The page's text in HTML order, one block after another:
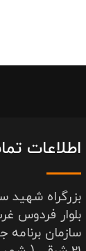
اطلاعات
بزرگراه شهید
بلوار فردوس
سازمان برنامه